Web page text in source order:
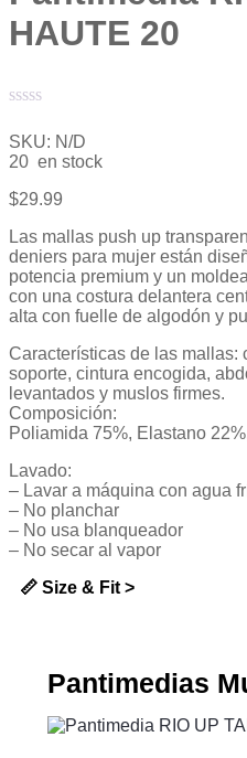
HAUTE 20
con
0
de
5
SKU: N/D
20 en stock
$29.99
Las mallas push up
deniers para mujer están
potencia premium y un
con una costura delantera
alta con fuelle de algodón y
Características de las mallas:
soporte, cintura encogida,
levantados y muslos firmes.
Composición:
Poliamida 75%, Elastano
Lavado:
– Lavar a máquina con agua
– No planchar
– No usa blanqueador
– No secar al vapor
📏 Size & Fit >
Pantimedias